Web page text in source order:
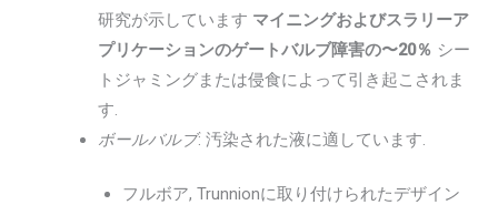
研究が示しています マイニングおよびスラリーア
プリケーションのゲートバルブ障害の〜20％ シー
トジャミングまたは侵食によって引き起こされま
す.
ボールバルブ: 汚染された液に適しています.
フルボア, Trunnionに取り付けられたデザイン